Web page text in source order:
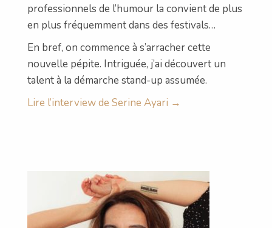
professionnels de l’humour la convient de plus
en plus fréquemment dans des festivals…
En bref, on commence à s’arracher cette
nouvelle pépite. Intriguée, j’ai découvert un
talent à la démarche stand-up assumée.
Lire l’interview de Serine Ayari →